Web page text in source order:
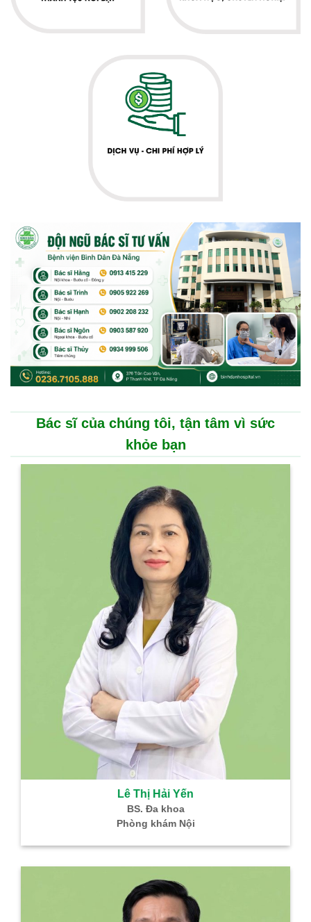
Bác sĩ của chúng tôi, tận tâm vì sức
khỏe bạn
Lê Thị Hải Yến
BS. Đa khoa
Phòng khám Nội